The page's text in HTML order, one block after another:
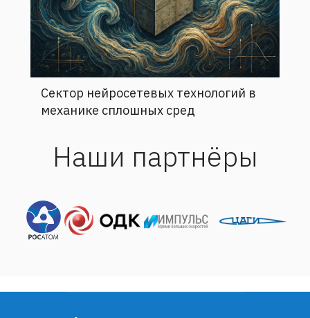
Сектор нейросетевых технологий в
механике сплошных сред
Наши партнёры